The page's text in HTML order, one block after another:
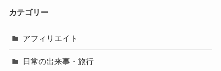
カテゴリー
アフィリエイト
日常の出来事・旅行